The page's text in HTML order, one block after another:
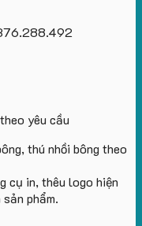
thú nhồi bông theo
cụ in, thêu logo hiện
phẩm.